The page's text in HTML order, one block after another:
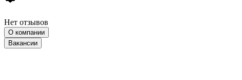
Нет отзывов
О компании
Вакансии